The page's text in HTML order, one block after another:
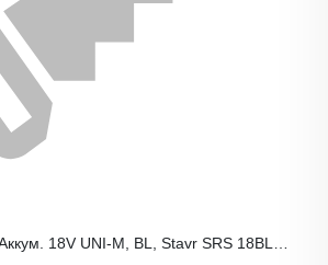
18V UNI-M, BL, Stavr SRS 18BL-